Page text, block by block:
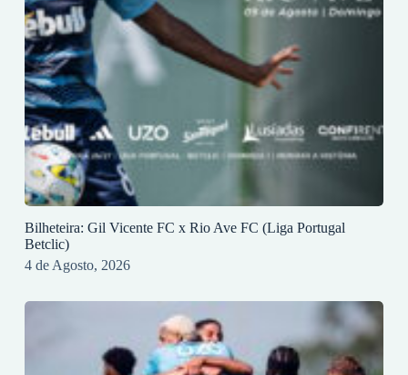
Bilheteira: Gil Vicente FC x Rio Ave FC (Liga Portugal
Betclic)
4 de Agosto, 2026